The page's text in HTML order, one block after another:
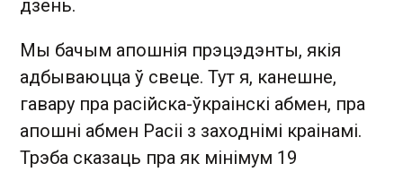
дзень.
Мы бачым апошнія прэцэдэнты, якія
адбываюцца ў свеце. Тут я, канешне,
гавару пра расійска-ўкраінскі абмен, пра
апошні абмен Расіі з заходнімі краінамі.
Трэба сказаць пра як мінімум 19